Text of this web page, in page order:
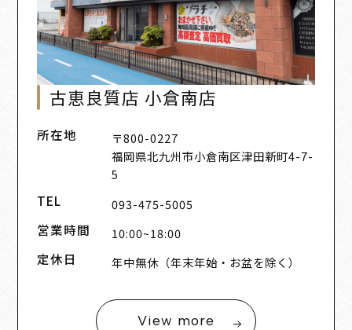
古恵良質店 小倉南店
所在地
〒800-0227
福岡県北九州市小倉南区津田新町4-7-
5
TEL 093-475-5005
営業時間 10:00~18:00
定休日 年中無休（年末年始・お盆を除く）
View more